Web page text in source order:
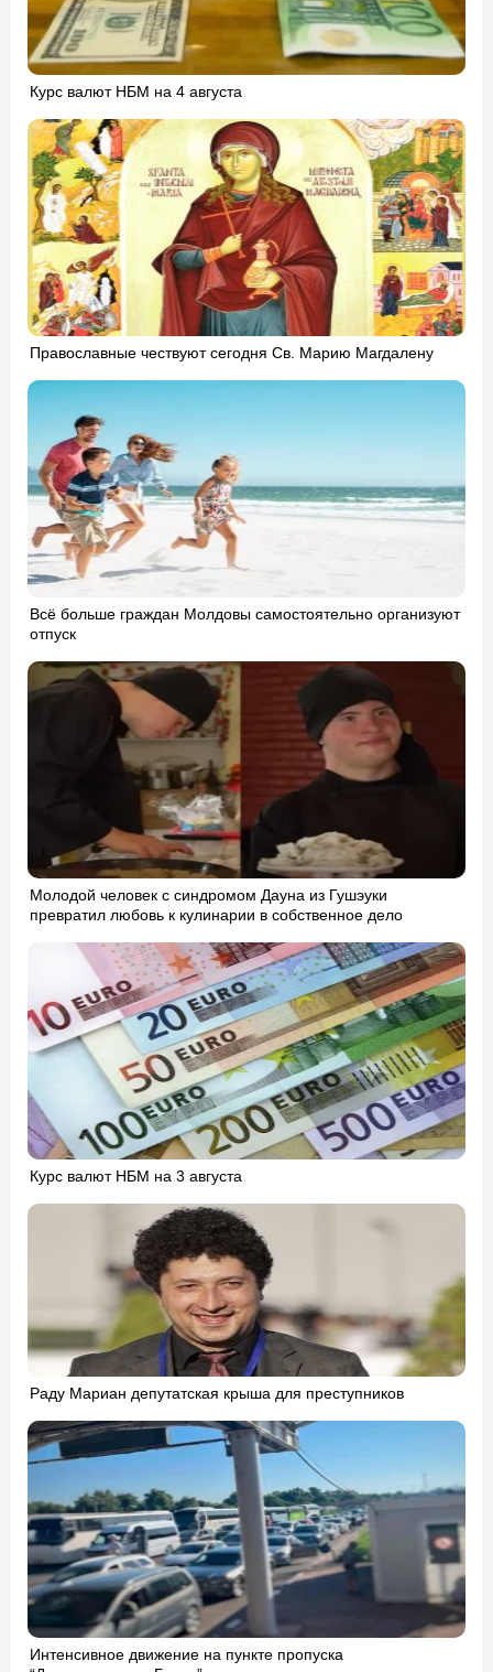
Курс валют НБМ на 4 августа
Православные чествуют сегодня Св. Марию Магдалену
Всё больше граждан Молдовы самостоятельно организуют
отпуск
Молодой человек с синдромом Дауна из Гушэуки
превратил любовь к кулинарии в собственное дело
Курс валют НБМ на 3 августа
Раду Мариан депутатская крыша для преступников
Интенсивное движение на пункте пропуска